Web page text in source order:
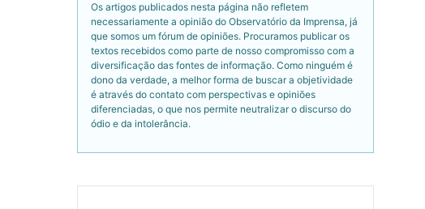
Os artigos publicados nesta página não refletem
necessariamente a opinião do Observatório da Imprensa, já
que somos um fórum de opiniões. Procuramos publicar os
textos recebidos como parte de nosso compromisso com a
diversificação das fontes de informação. Como ninguém é
dono da verdade, a melhor forma de buscar a objetividade
é através do contato com perspectivas e opiniões
diferenciadas, o que nos permite neutralizar o discurso do
ódio e da intolerância.